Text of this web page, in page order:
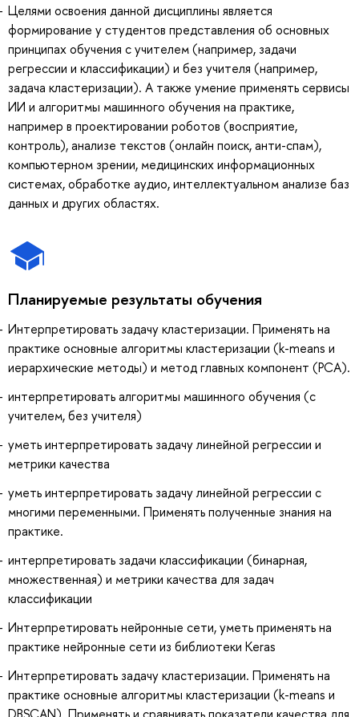
Целями освоения данной дисциплины является
формирование у студентов представления об основных
принципах обучения с учителем (например, задачи
регрессии и классификации) и без учителя (например,
задача кластеризации). А также умение применять сервисы
ИИ и алгоритмы машинного обучения на практике,
например в проектировании роботов (восприятие,
контроль), анализе текстов (онлайн поиск, анти-спам),
компьютерном зрении, медицинских информационных
системах, обработке аудио, интеллектуальном анализе баз
данных и других областях.
Планируемые результаты обучения
Интерпретировать задачу кластеризации. Применять на
практике основные алгоритмы кластеризации (k-means и
иерархические методы) и метод главных компонент (PCA).
интерпретировать алгоритмы машинного обучения (с
учителем, без учителя)
уметь интерпретировать задачу линейной регрессии и
метрики качества
уметь интерпретировать задачу линейной регрессии с
многими переменными. Применять полученные знания на
практике.
интерпретировать задачи классификации (бинарная,
множественная) и метрики качества для задач
классификации
Интерпретировать нейронные сети, уметь применять на
практике нейронные сети из библиотеки Keras
Интерпретировать задачу кластеризации. Применять на
практике основные алгоритмы кластеризации (k-means и